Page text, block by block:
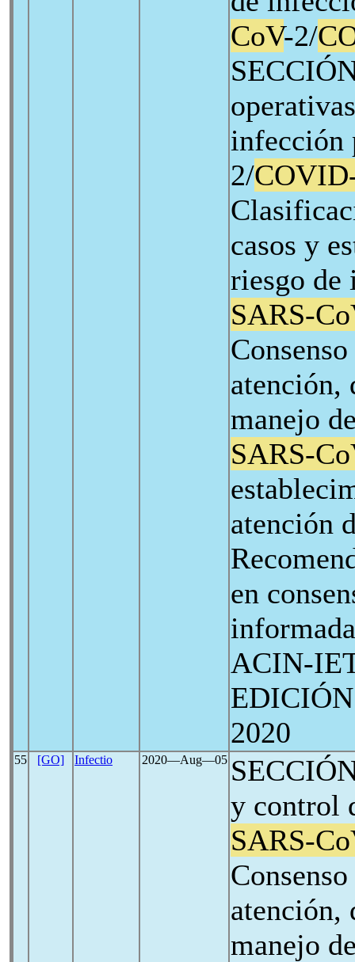
CoV-2/
2/
casos y
riesgo de
SARS-
atención,
manejo
SARS-
atención
en
ACIN-
2020
55 [GO] Infectio 2020―Aug―05
y control
SARS-
atención,
manejo